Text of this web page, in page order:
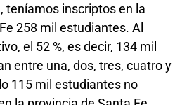
teníamos inscriptos en la
258 mil estudiantes. Al
el 52 %, es decir, 134 mil
entre una, dos, tres, cuatro y
115 mil estudiantes no